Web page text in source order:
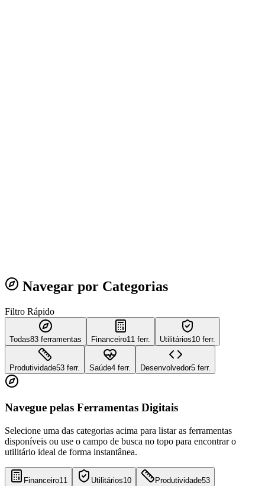
Navegar por Categorias
Filtro Rápido
Todas83 ferramentas Financeiro11 ferr. Utilitários10 ferr.
Produtividade53 ferr. Saúde4 ferr. Desenvolvedor5 ferr.
Navegue pelas Ferramentas Digitais
Selecione uma das categorias acima para listar as ferramentas
disponíveis ou use o campo de busca no topo para encontrar o
utilitário ideal de forma instantânea.
Financeiro11 Utilitários10 Produtividade53